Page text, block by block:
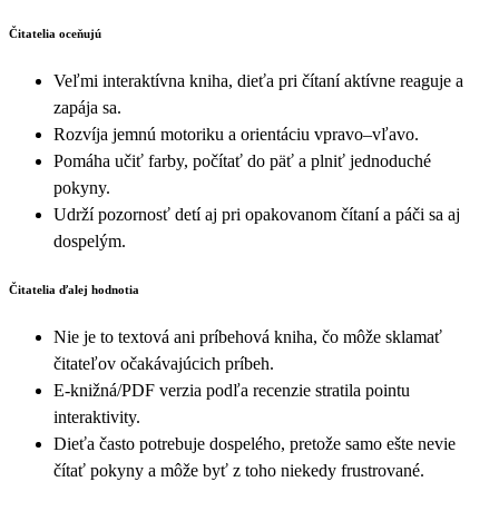
Čitatelia oceňujú
Veľmi interaktívna kniha, dieťa pri čítaní aktívne reaguje a
zapája sa.
Rozvíja jemnú motoriku a orientáciu vpravo–vľavo.
Pomáha učiť farby, počítať do päť a plniť jednoduché
pokyny.
Udrží pozornosť detí aj pri opakovanom čítaní a páči sa aj
dospelým.
Čitatelia ďalej hodnotia
Nie je to textová ani príbehová kniha, čo môže sklamať
čitateľov očakávajúcich príbeh.
E-knižná/PDF verzia podľa recenzie stratila pointu
interaktivity.
Dieťa často potrebuje dospelého, pretože samo ešte nevie
čítať pokyny a môže byť z toho niekedy frustrované.